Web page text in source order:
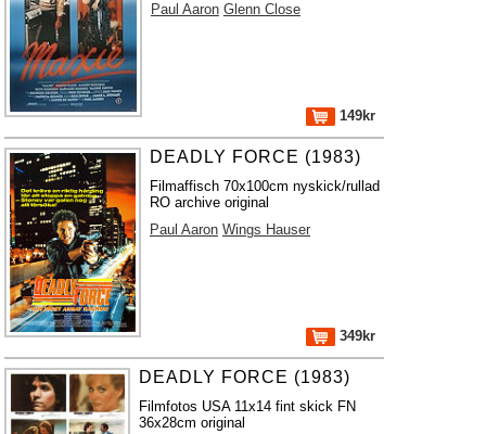
Paul Aaron Glenn Close
149kr
DEADLY FORCE (1983)
Filmaffisch 70x100cm nyskick/rullad
RO archive original
Paul Aaron Wings Hauser
349kr
DEADLY FORCE (1983)
Filmfotos USA 11x14 fint skick FN
36x28cm original